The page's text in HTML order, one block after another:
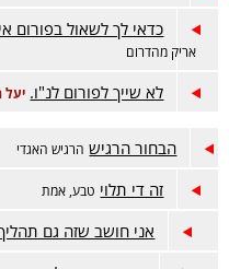
כדאי לך לשאול בפורום
אריק מהדרום
לא שייך לפורום לנ"ו. יעל
הבחור הרגיש הרגיש האגדי
זה די תלוי טבע, אמת
אני חושב שזה גם